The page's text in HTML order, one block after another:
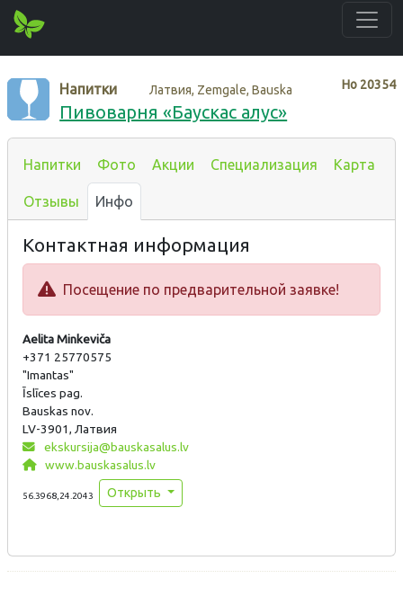
Нo 20354
Напитки Латвия, Zemgale, Bauska
Пивоварня «Баускас алус»
Напитки Фото Акции Специализация Карта
Отзывы Инфо
Контактная информация
Посещение по предварительной заявке!
Aelita Minkeviča
+371 25770575
"Imantas"
Īslīces pag.
Bauskas nov.
LV-3901, Латвия
ekskursija@bauskasalus.lv
www.bauskasalus.lv
56.3968,24.2043 Открыть